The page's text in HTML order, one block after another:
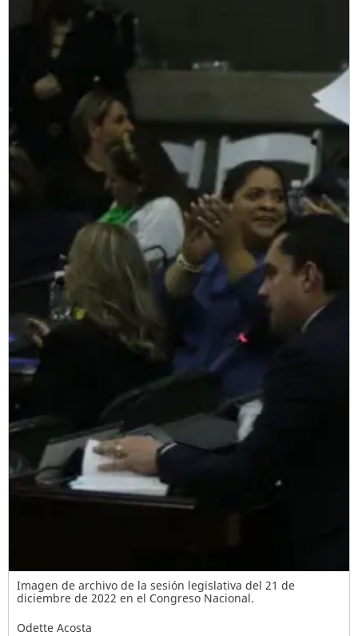
Imagen de archivo de la sesión legislativa del 21 de
diciembre de 2022 en el Congreso Nacional.
Odette Acosta